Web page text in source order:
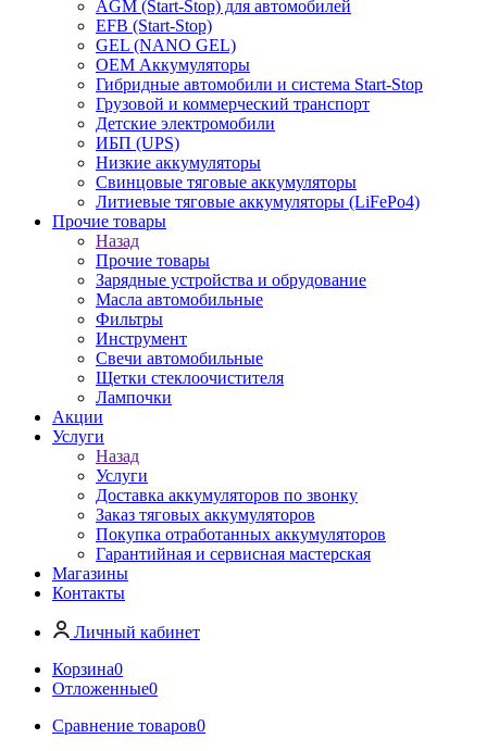
AGM (Start-Stop) для автомобилей
EFB (Start-Stop)
GEL (NANO GEL)
OEM Аккумуляторы
Гибридные автомобили и система Start-Stop
Грузовой и коммерческий транспорт
Детские электромобили
ИБП (UPS)
Низкие аккумуляторы
Свинцовые тяговые аккумуляторы
Литиевые тяговые аккумуляторы (LiFePo4)
Прочие товары
Назад
Прочие товары
Зарядные устройства и обрудование
Масла автомобильные
Фильтры
Инструмент
Свечи автомобильные
Щетки стеклоочистителя
Лампочки
Акции
Услуги
Назад
Услуги
Доставка аккумуляторов по звонку
Заказ тяговых аккумуляторов
Покупка отработанных аккумуляторов
Гарантийная и сервисная мастерская
Магазины
Контакты
Личный кабинет
Корзина0
Отложенные0
Сравнение товаров0